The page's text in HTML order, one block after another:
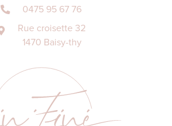
0475 95 67 76
Rue croisette 32
1470 Baisy-thy